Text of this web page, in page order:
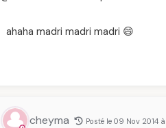
ahaha madri madri madri 😄
cheyma Posté le 09 Nov 2014